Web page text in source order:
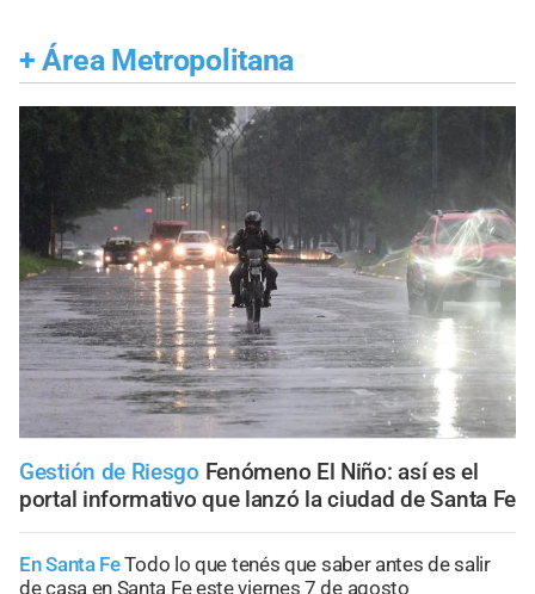
+ Área Metropolitana
Gestión de Riesgo Fenómeno El Niño: así es el
portal informativo que lanzó la ciudad de Santa Fe
En Santa FeTodo lo que tenés que saber antes de salir
de casa en Santa Fe este viernes 7 de agosto